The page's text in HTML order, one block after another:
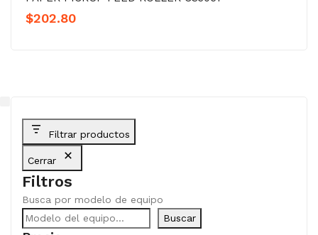
$202.80
Filtrar productos
Cerrar
Filtros
Busca por modelo de equipo
Buscar